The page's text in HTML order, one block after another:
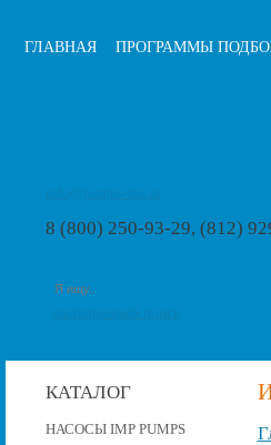
ГЛАВНАЯ ПРОГРАММЫ
8 (800) 250-93-29, (812)
КАТАЛОГ
НАСОСЫ IMP PUMPS